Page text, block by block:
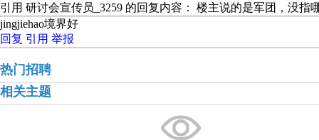
引用 研讨会宣传员_3259 的回复内容： 楼主说的是军团，没指
jingjiehao境界好
回复 引用 举报
热门招聘
相关主题